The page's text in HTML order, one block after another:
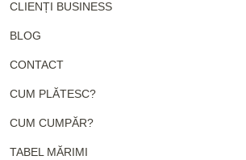
CLIENȚI BUSINESS
BLOG
CONTACT
CUM PLĂTESC?
CUM CUMPĂR?
TABEL MĂRIMI